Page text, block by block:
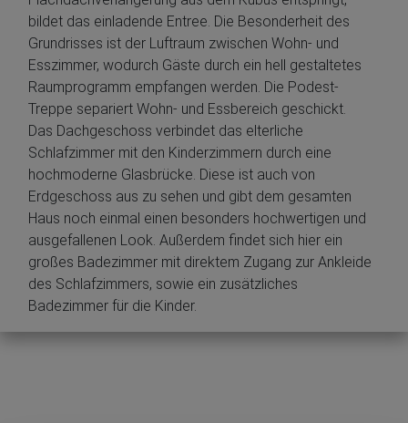
bildet das einladende Entree. Die Besonderheit des
Grundrisses ist der Luftraum zwischen Wohn- und
Esszimmer, wodurch Gäste durch ein hell gestaltetes
Raumprogramm empfangen werden. Die Podest-
Treppe separiert Wohn- und Essbereich geschickt.
Das Dachgeschoss verbindet das elterliche
Schlafzimmer mit den Kinderzimmern durch eine
hochmoderne Glasbrücke. Diese ist auch von
Erdgeschoss aus zu sehen und gibt dem gesamten
Haus noch einmal einen besonders hochwertigen und
ausgefallenen Look. Außerdem findet sich hier ein
großes Badezimmer mit direktem Zugang zur Ankleide
des Schlafzimmers, sowie ein zusätzliches
Badezimmer für die Kinder.